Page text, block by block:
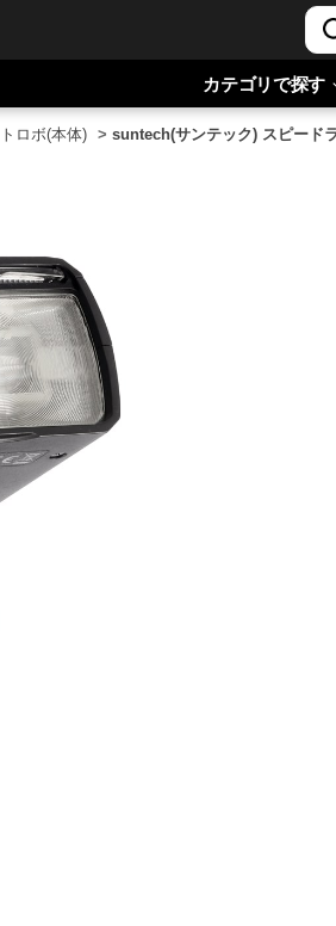
カテゴリで探す
ロボ(本体) > suntech(サンテック) スピード